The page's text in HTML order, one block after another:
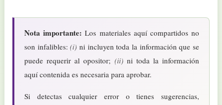
Nota importante: Los materiales aquí compartidos no
son infalibles:(i) ni incluyen toda la información que se
puede requerir al opositor; (ii)ni toda la información
aquí contenida es necesaria para aprobar.
Si detectas cualquier error o tienes sugerencias,